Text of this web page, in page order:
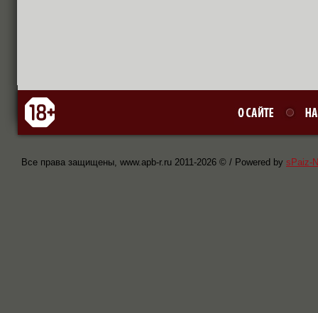
Все права защищены, www.apb-r.ru 2011-2026 © / Powered by sPaiz-